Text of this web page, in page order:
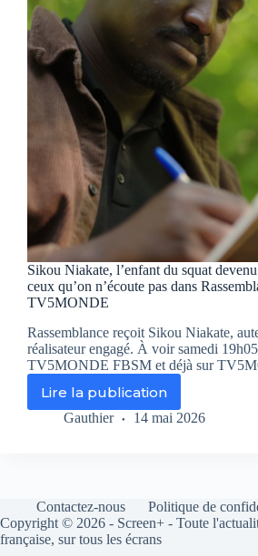
Sikou Niakate, l’enfant du squat
ceux qu’on n’écoute pas dans
TV5MONDE
Rassemblance reçoit Sikou Niakate,
réalisateur engagé. À voir samedi
TV5MONDE FBSM et déjà sur
Lire la publication
Sikou
Niakate,
la
voix
de
Gauthier 14 mai 2026
Contactez-nous
Politique de
Copyright © 2026 - Screen+ - Toute
française, sur tous les écrans